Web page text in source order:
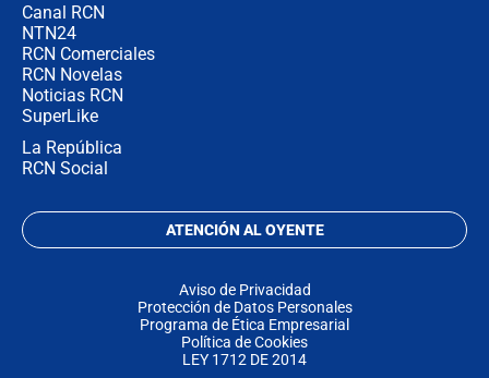
Canal RCN
NTN24
RCN Comerciales
RCN Novelas
Noticias RCN
SuperLike
La República
RCN Social
ATENCIÓN AL OYENTE
Aviso de Privacidad
Protección de Datos Personales
Programa de Ética Empresarial
Política de Cookies
LEY 1712 DE 2014